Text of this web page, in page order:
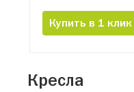
Купить в 1 клик
Кресла